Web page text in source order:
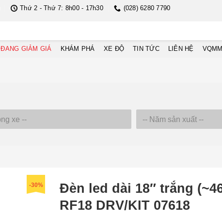
Thứ 2 - Thứ 7: 8h00 - 17h30 (028) 6280 7790
ĐANG GIẢM GIÁ KHÁM PHÁ XE ĐỘ TIN TỨC LIÊN HỆ VQMM
-30%
Đèn led dài 18″ trắng
RF18 DRV/KIT 07618